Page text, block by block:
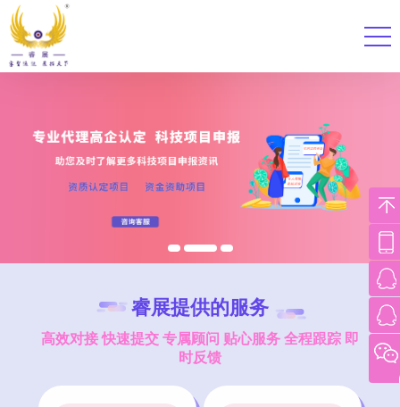
睿展提供的服务
高效对接 快速提交 专属顾问 贴心服务 全程跟踪 即
时反馈